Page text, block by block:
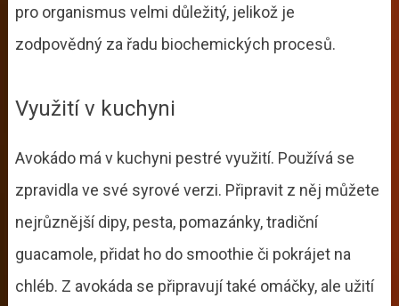
pro organismus velmi důležitý, jelikož je
zodpovědný za řadu biochemických procesů.
Využití v kuchyni
Avokádo má v kuchyni pestré využití. Používá se
zpravidla ve své syrové verzi. Připravit z něj můžete
nejrůznější dipy, pesta, pomazánky, tradiční
guacamole, přidat ho do smoothie či pokrájet na
chléb. Z avokáda se připravují také omáčky, ale užití